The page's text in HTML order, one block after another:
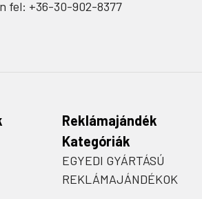
fel: +36-30-902-8377
Reklámajándék
Kategóriák
EGYEDI GYÁRTÁSÚ
REKLÁMAJÁNDÉKOK